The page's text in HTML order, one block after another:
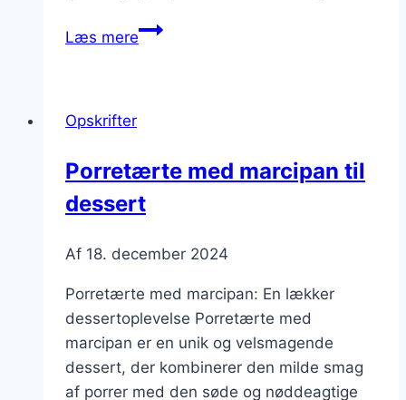
Læs merePorretærte
hjemme
Opskrifter
Porretærte med marcipan til
dessert
Af 18. december 2024
Porretærte med marcipan: En lækker
dessertoplevelse Porretærte med
marcipan er en unik og velsmagende
dessert, der kombinerer den milde smag
af porrer med den søde og nøddeagtige